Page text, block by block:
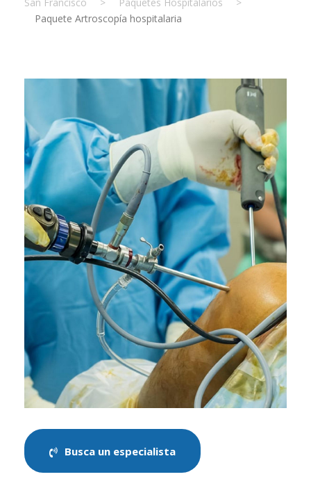
Paquete Artroscopía hospitalaria
Busca un especialista